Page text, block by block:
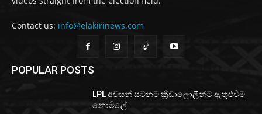
Contact us: info@elakirinews.com
POPULAR POSTS
LPL අවසන් සටනට ක්‍රීඩාලෝලීන්ට ඇතුළුවීම
නොමිලේ